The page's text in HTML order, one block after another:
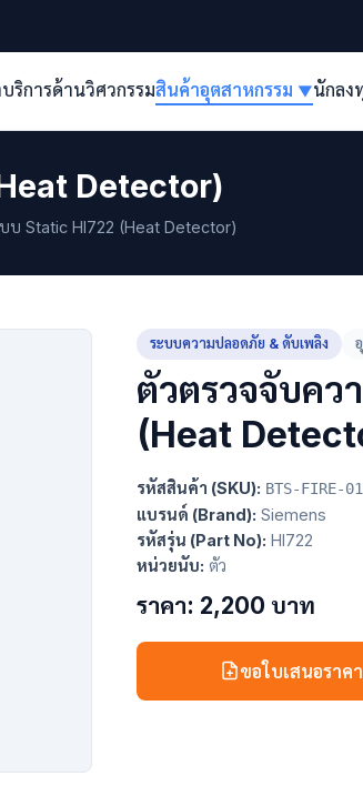
บริการด้านวิศวกรรมสินค้าอุตสาหกรรม ▼นักลง
Detector)
บ Static HI722 (Heat Detector)
ระบบความปลอดภัย & ดับเพลิง
ตัวตรวจจับคว
(Heat
รหัสสินค้า (SKU): BTS-FIRE-
แบรนด์ (Brand): Siemens
รหัสรุ่น (Part No): HI722
หน่วยนับ: ตัว
ราคา: 2,200 บาท
ขอใบเสนอราคา